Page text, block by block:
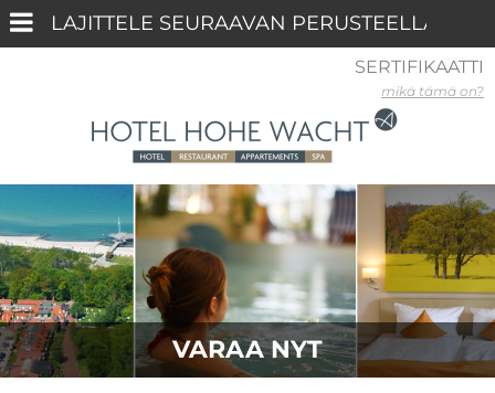
VARAA NYT
SERTIFIKAATTI
mikä tämä on?